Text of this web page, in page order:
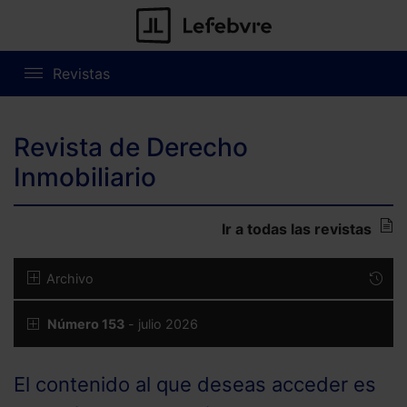
Revistas
Revista de Derecho
Inmobiliario
Ir a todas las revistas
Archivo
Número 153 - julio 2026
El contenido al que deseas acceder es